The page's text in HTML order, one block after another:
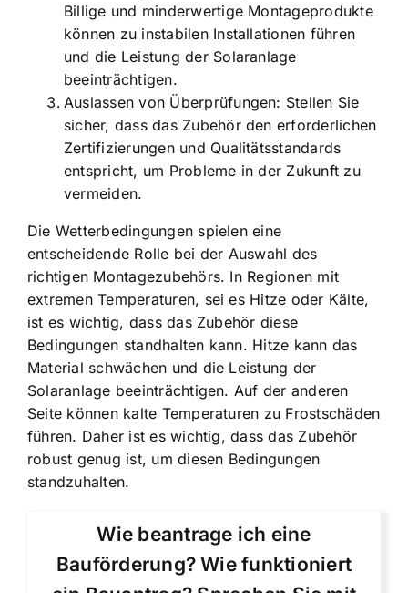
Billige und minderwertige Montageprodukte
können zu instabilen Installationen führen
und die Leistung der Solaranlage
beeinträchtigen.
Auslassen von Überprüfungen: Stellen Sie
sicher, dass das Zubehör den erforderlichen
Zertifizierungen und Qualitätsstandards
entspricht, um Probleme in der Zukunft zu
vermeiden.
Die Wetterbedingungen spielen eine
entscheidende Rolle bei der Auswahl des
richtigen Montagezubehörs. In Regionen mit
extremen Temperaturen, sei es Hitze oder Kälte,
ist es wichtig, dass das Zubehör diese
Bedingungen standhalten kann. Hitze kann das
Material schwächen und die Leistung der
Solaranlage beeinträchtigen. Auf der anderen
Seite können kalte Temperaturen zu Frostschäden
führen. Daher ist es wichtig, dass das Zubehör
robust genug ist, um diesen Bedingungen
standzuhalten.
Wie beantrage ich eine
Bauförderung? Wie funktioniert